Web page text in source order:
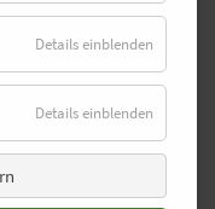
mit
Details einblenden
Details einblenden